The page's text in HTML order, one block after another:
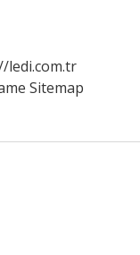
ledi.com.tr
Sitemap